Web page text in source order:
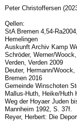
Peter Christoffersen
Qellen:
StA Bremen 4,54-
Hemelingen
Auskunft Archiv Kamp
Schröder, Werner/
Verden, Verden 2009
Deuter, Hermann/
Bremen 2016
Gemeinde Winschoten
Mallus-Huth, Heike/Huth
Weg der Hoyaer Juden
Mannheim 1992, S. 37f.
Reyer, Herbert: Die